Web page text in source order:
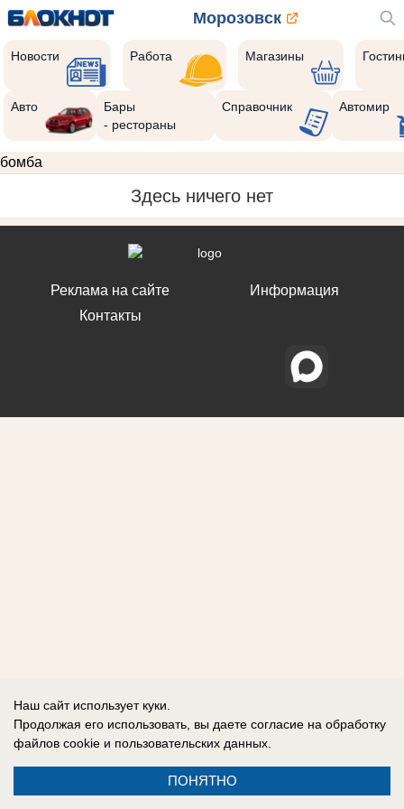
Морозовск
Новости Работа Магазины
Авто
Бары
- рестораны
Справочник Автомир
бомба
Здесь ничего нет
Реклама на сайте
Контакты
Информация
Наш сайт использует куки.
Продолжая его использовать, вы даете согласие на обработку
файлов cookie и пользовательских данных.
ПОНЯТНО